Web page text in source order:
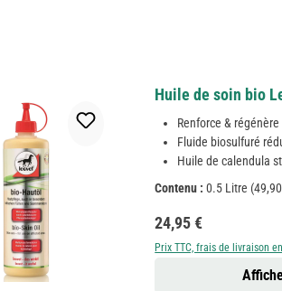
Huile de soin bio
Renforce &
Fluide biosulfuré
Huile de calendula
Contenu :0.5 Litre
Prix régulier :
24,95 €
Prix TTC, frais de livraison